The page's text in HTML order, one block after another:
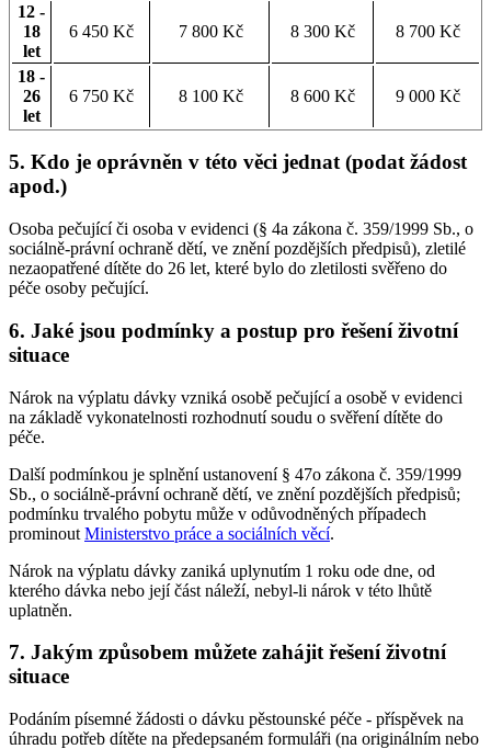
12 -
18
let
6 450 Kč 7 800 Kč 8 300 Kč 8 700 Kč
18 -
26
let
6 750 Kč 8 100 Kč 8 600 Kč 9 000 Kč
5. Kdo je oprávněn v této věci jednat (podat žádost
apod.)
Osoba pečující či osoba v evidenci (§ 4a zákona č. 359/1999 Sb., o
sociálně-právní ochraně dětí, ve znění pozdějších předpisů), zletilé
nezaopatřené dítěte do 26 let, které bylo do zletilosti svěřeno do
péče osoby pečující.
6. Jaké jsou podmínky a postup pro řešení životní
situace
Nárok na výplatu dávky vzniká osobě pečující a osobě v evidenci
na základě vykonatelnosti rozhodnutí soudu o svěření dítěte do
péče.
Další podmínkou je splnění ustanovení § 47o zákona č. 359/1999
Sb., o sociálně-právní ochraně dětí, ve znění pozdějších předpisů;
podmínku trvalého pobytu může v odůvodněných případech
prominout Ministerstvo práce a sociálních věcí.
Nárok na výplatu dávky zaniká uplynutím 1 roku ode dne, od
kterého dávka nebo její část náleží, nebyl-li nárok v této lhůtě
uplatněn.
7. Jakým způsobem můžete zahájit řešení životní
situace
Podáním písemné žádosti o dávku pěstounské péče - příspěvek na
úhradu potřeb dítěte na předepsaném formuláři (na originálním nebo